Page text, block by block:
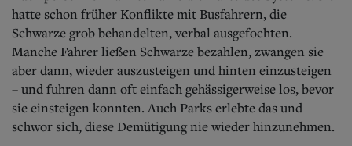
hatte schon früher Konflikte mit Busfahrern, die
Schwarze grob behandelten, verbal ausgefochten.
Manche Fahrer ließen Schwarze bezahlen, zwangen sie
aber dann, wieder auszusteigen und hinten einzusteigen
– und fuhren dann oft einfach gehässigerweise los, bevor
sie einsteigen konnten. Auch Parks erlebte das und
schwor sich, diese Demütigung nie wieder hinzunehmen.